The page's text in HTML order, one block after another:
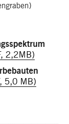
2,2MB)
5,0 MB)